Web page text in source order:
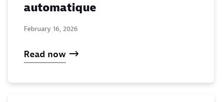
automatique
February 16, 2026
Read now